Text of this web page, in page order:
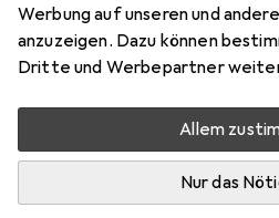
Werbung auf unseren und
anzuzeigen. Dazu können
Dritte und Werbepartner
Allem
Nur das